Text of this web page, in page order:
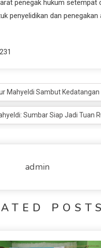
penegak hukum setempat
penyelidikan dan penegakan
231
Mahyeldi Sambut
Sumbar Siap Jadi Tuan
admin
POSTS